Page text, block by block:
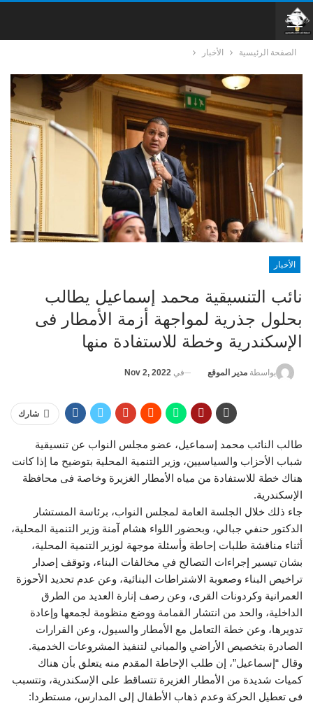
الصفحة الرئيسية الأخبار
الأخبار
نائب التنسيقية محمد إسماعيل يطالب
بحلول جذرية لمواجهة أزمة الأمطار فى
الإسكندرية وخطة للاستفادة منها
بواسطة مدير الموقع في Nov 2, 2022
شارك
طالب النائب محمد إسماعيل، عضو مجلس النواب عن تنسيقية
شباب الأحزاب والسياسيين، وزير التنمية المحلية بتوضيح ما إذا كانت
هناك خطة للاستفادة من مياه الأمطار الغزيرة وخاصة فى محافظة
الإسكندرية.
جاء ذلك خلال الجلسة العامة لمجلس النواب، برئاسة المستشار
الدكتور حنفي جبالي، وبحضور اللواء هشام آمنة وزير التنمية المحلية،
أثناء مناقشة طلبات إحاطة وأسئلة موجهة لوزير التنمية المحلية،
بشان تيسير إجراءات التصالح في مخالفات البناء، وتوقف إصدار
تراخيص البناء وصعوبة الاشتراطات البنائية، وعن عدم تحديد الأحوزة
العمرانية وكردونات القرى، وعن رصف إنارة العديد من الطرق
الداخلية، والحد من انتشار القمامة ووضع منظومة لجمعها وإعادة
تدويرها، وعن خطة التعامل مع الأمطار والسيول، وعن القرارات
الصادرة بتخصيص الأراضي والمباني لتنفيذ المشروعات الخدمية.
وقال “إسماعيل”، إن طلب الإحاطة المقدم منه يتعلق بأن هناك
كميات شديدة من الأمطار الغزيرة تتساقط على الإسكندرية، وتتسبب
فى تعطيل الحركة وعدم ذهاب الأطفال إلى المدارس، مستطردا: